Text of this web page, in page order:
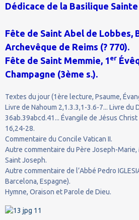
Dédicace de la Basilique
Fête de Saint Abel de Lobbes,
Archevêque de Reims (? 770).
Fête de Saint Memmie, 1er
Champagne (3ème s.).
Textes du jour (1ère lecture, Psaume,
Livre de Nahoum 2,1.3.3,1-3.6-7... Livre du
36ab.39abcd.41... Évangile de Jésus
16,24-28.
Commentaire du Concile Vatican II.
Autre commentaire du Père Joseph-Marie,
Saint Joseph.
Autre commentaire de l’Abbé Pedro
Barcelona, Espagne).
Hymne, Oraison et Parole de Dieu.